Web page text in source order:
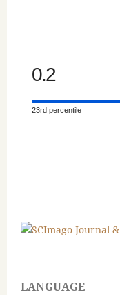
0.2
23rd percentile
LANGUAGE